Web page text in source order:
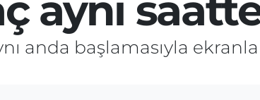
anda başlamasıyla